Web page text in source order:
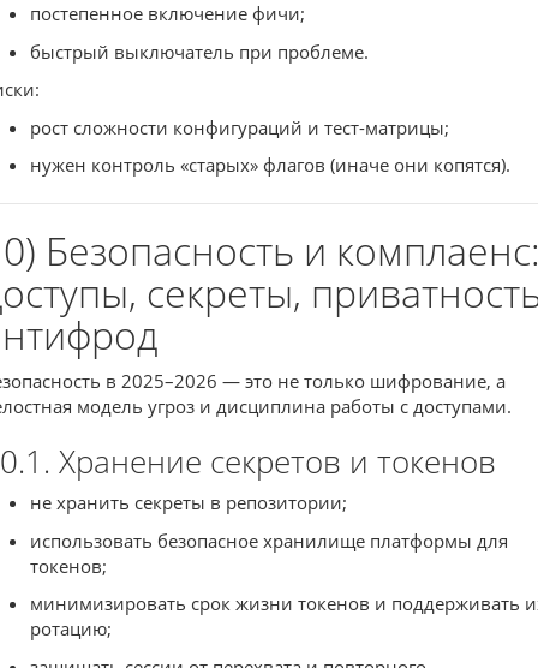
постепенное включение фичи;
быстрый выключатель при проблеме.
рост сложности конфигураций и тест-матрицы;
нужен контроль «старых» флагов (иначе они копятся).
Безопасность и
секреты,
в 2025–2026 — это не только шифрование, а
модель угроз и дисциплина работы с доступами.
Хранение секретов и токенов
не хранить секреты в репозитории;
использовать безопасное хранилище платформы для
токенов;
минимизировать срок жизни токенов и поддерживать
ротацию;